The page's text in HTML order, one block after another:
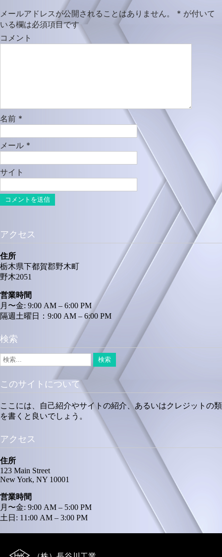
メールアドレスが公開されることはありません。 * が付いて
いる欄は必須項目です
コメント
名前 *
メール *
サイト
アクセス
住所
栃木県下都賀郡野木町
野木2051
営業時間
月〜金: 9:00 AM – 6:00 PM
隔週土曜日：9:00 AM – 6:00 PM
検索
このサイトについて
ここには、自己紹介やサイトの紹介、あるいはクレジットの類
を書くと良いでしょう。
アクセス
住所
123 Main Street
New York, NY 10001
営業時間
月〜金: 9:00 AM – 5:00 PM
土日: 11:00 AM – 3:00 PM